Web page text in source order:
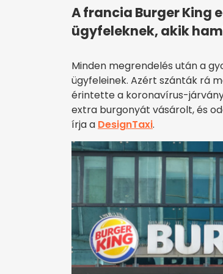
A francia Burger King
ügyfeleknek, akik
Minden megrendelés után a
ügyfeleinek. Azért szánták rá
érintette a koronavírus-
extra burgonyát vásárolt, és
írja a DesignTaxi.